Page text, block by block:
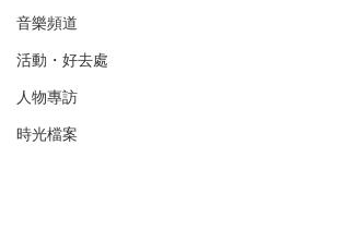
音樂頻道
活動・好去處
人物專訪
時光檔案